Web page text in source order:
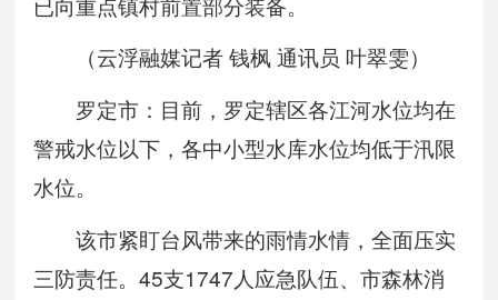
（云浮融媒记者 钱枫 通讯员 叶翠雯）
罗定市：目前，罗定辖区各江河水位均在
警戒水位以下，各中小型水库水位均低于汛限
水位。
该市紧盯台风带来的雨情水情，全面压实
三防责任。45支1747人应急队伍、市森林消